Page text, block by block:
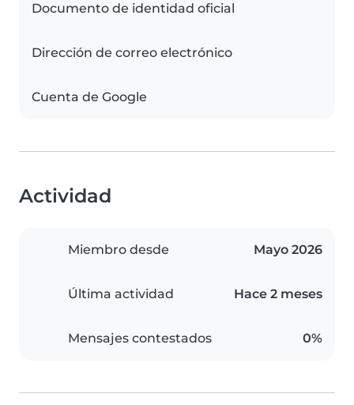
Documento de identidad oficial
Dirección de correo electrónico
Cuenta de Google
Actividad
Miembro desde Mayo 2026
Última actividad Hace 2 meses
Mensajes contestados 0%